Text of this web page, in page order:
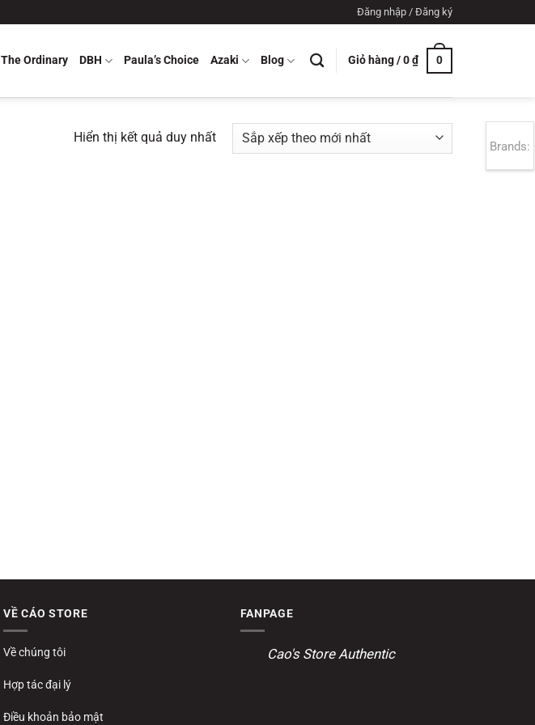
Đăng nhập / Đăng ký
The Ordinary DBH Paula’s Choice Azaki Blog Giỏ hàng /0₫ 0
Hiển thị kết quả duy nhất
VỀ CÁO STORE
Về chúng tôi
Hợp tác đại lý
Điều khoản bảo mật
FANPAGE
Cao's Store Authentic
Brands: